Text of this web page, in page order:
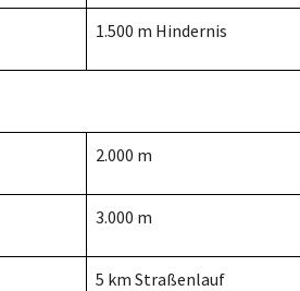
1.500 m Hindernis
2.000 m
3.000 m
5 km Straßenlauf